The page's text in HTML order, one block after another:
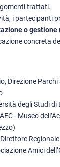
trattati.
i partecipanti
o
concreta
Direzione
degli Studi di
- Museo
Amici